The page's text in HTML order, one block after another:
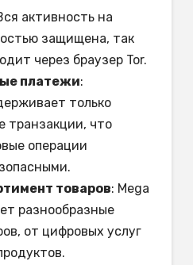
активность на
защищена, так
через браузер Tor.
платежи:
только
транзакции, что
операции
товаров: Mega
разнообразные
от цифровых услуг